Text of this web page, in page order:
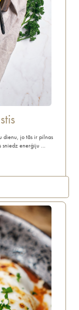
dienu, jo tās ir pilnas
sniedz enerģiju …